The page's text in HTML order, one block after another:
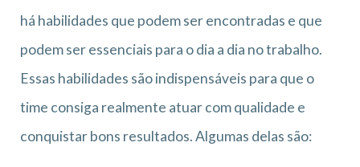
há habilidades que podem ser encontradas e que
podem ser essenciais para o dia a dia no trabalho.
Essas habilidades são indispensáveis para que o
time consiga realmente atuar com qualidade e
conquistar bons resultados. Algumas delas são: